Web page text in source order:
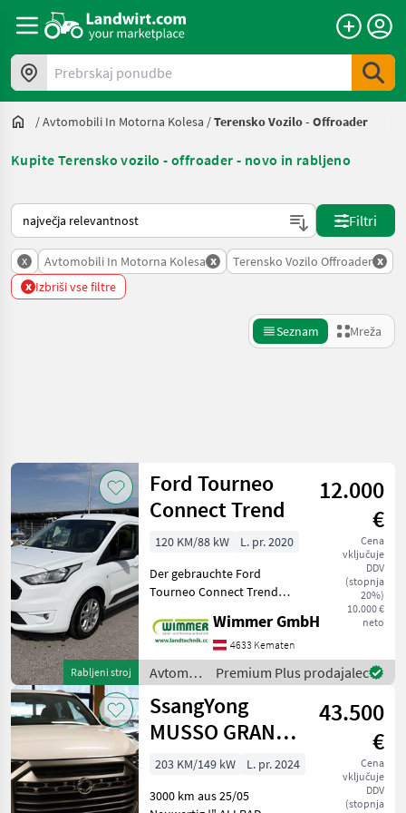
Prebrskaj ponudbe
/Avtomobili In Motorna Kolesa /Terensko Vozilo - Offroader
Kupite Terensko vozilo - offroader - novo in rabljeno
Tako je razvrščeno na Landwirt.com
Filtri
x Avtomobili In Motorna Kolesa x Terensko Vozilo Offroader x
x Izbriši vse filtre
Seznam Mreža
Kategorija 3 Država Filtri
TRENUTNA
Osebna
vozila /
Tovorna
vozila /
Mopedi
Avtomobili
In Motorna
Kolesa
Terensko
Offroader
IZBERITE
KATEGORIJO
Ponastavi
Prikaži
rezultatov
Rabljeni stroj
Ford Tourneo
Connect Trend
12.000
€
Cena
vključuje
DDV
(stopnja
20%)
10.000 €
neto
120 KM/88 kW
L. pr. 2020
Der gebrauchte Ford
Tourneo Connect Trend
seine hohe
Alltagstauglichkeit, den
großzügigen Innenraum
und eine umfangreiche
Ausstattung. Das
Wimmer GmbH
4633 Kematen
Avtomobili
in
motorna
kolesa /
Ford
Premium Plus prodajalec
SsangYong
MUSSO GRAND
PREMIUM 2,2
XDI AT
43.500
€
Cena
vključuje
DDV
(stopnja
203 KM/149 kW
L. pr. 2024
3000 km aus 25/05